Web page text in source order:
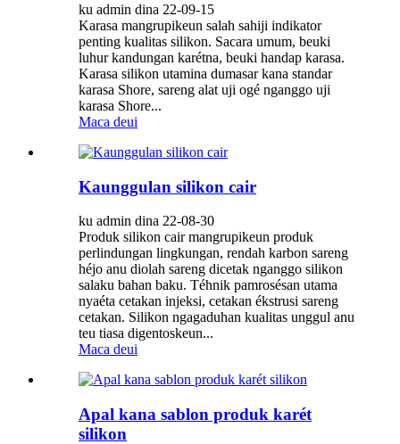
ku admin dina 22-09-15
Karasa mangrupikeun salah sahiji indikator
penting kualitas silikon. Sacara umum, beuki
luhur kandungan karétna, beuki handap karasa.
Karasa silikon utamina dumasar kana standar
karasa Shore, sareng alat uji ogé nganggo uji
karasa Shore...
Maca deui
Kaunggulan silikon cair
ku admin dina 22-08-30
Produk silikon cair mangrupikeun produk
perlindungan lingkungan, rendah karbon sareng
héjo anu diolah sareng dicetak nganggo silikon
salaku bahan baku. Téhnik pamrosésan utama
nyaéta cetakan injeksi, cetakan ékstrusi sareng
cetakan. Silikon ngagaduhan kualitas unggul anu
teu tiasa digentoskeun...
Maca deui
Apal kana sablon produk karét
silikon